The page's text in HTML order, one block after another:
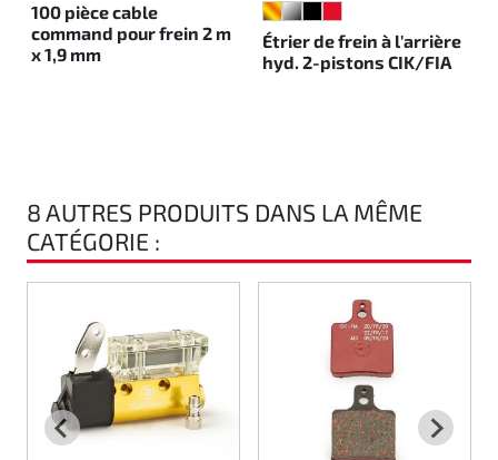
100 pièce cable
command pour frein 2 m
x 1,9 mm
Étrier de frein à l'arrière
hyd. 2-pistons CIK/FIA
ORARGENT
NOIRROUGE
8 AUTRES PRODUITS DANS LA MÊME
CATÉGORIE :